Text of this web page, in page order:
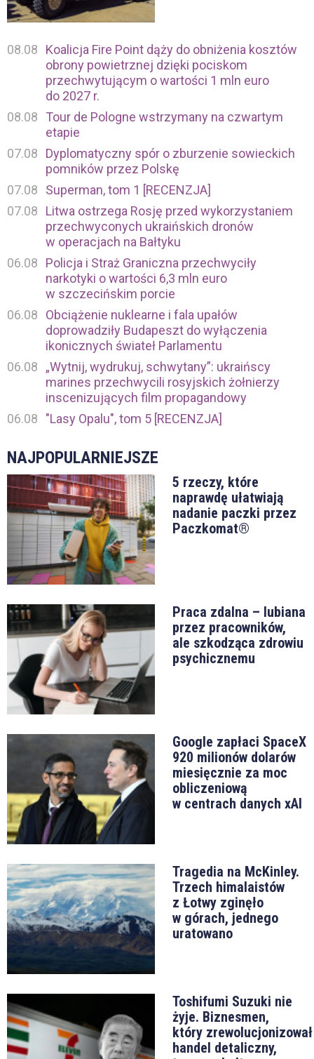
08.08
Koalicja Fire Point dąży do obniżenia kosztów
obrony powietrznej dzięki pociskom
przechwytującym o wartości 1 mln euro
do 2027 r.
08.08
Tour de Pologne wstrzymany na czwartym
etapie
07.08
Dyplomatyczny spór o zburzenie sowieckich
pomników przez Polskę
07.08
Superman, tom 1 [RECENZJA]
07.08
Litwa ostrzega Rosję przed wykorzystaniem
przechwyconych ukraińskich dronów
w operacjach na Bałtyku
06.08
Policja i Straż Graniczna przechwyciły
narkotyki o wartości 6,3 mln euro
w szczecińskim porcie
06.08
Obciążenie nuklearne i fala upałów
doprowadziły Budapeszt do wyłączenia
ikonicznych świateł Parlamentu
06.08
„Wytnij, wydrukuj, schwytany”: ukraińscy
marines przechwycili rosyjskich żołnierzy
inscenizujących film propagandowy
06.08
"Lasy Opalu", tom 5 [RECENZJA]
NAJPOPULARNIEJSZE
5 rzeczy, które
naprawdę ułatwiają
nadanie paczki przez
Paczkomat®
Praca zdalna – lubiana
przez pracowników,
ale szkodząca zdrowiu
psychicznemu
Google zapłaci SpaceX
920 milionów dolarów
miesięcznie za moc
obliczeniową
w centrach danych xAI
Tragedia na McKinley.
Trzech himalaistów
z Łotwy zginęło
w górach, jednego
uratowano
Toshifumi Suzuki nie
żyje. Biznesmen,
który zrewolucjonizował
handel detaliczny,